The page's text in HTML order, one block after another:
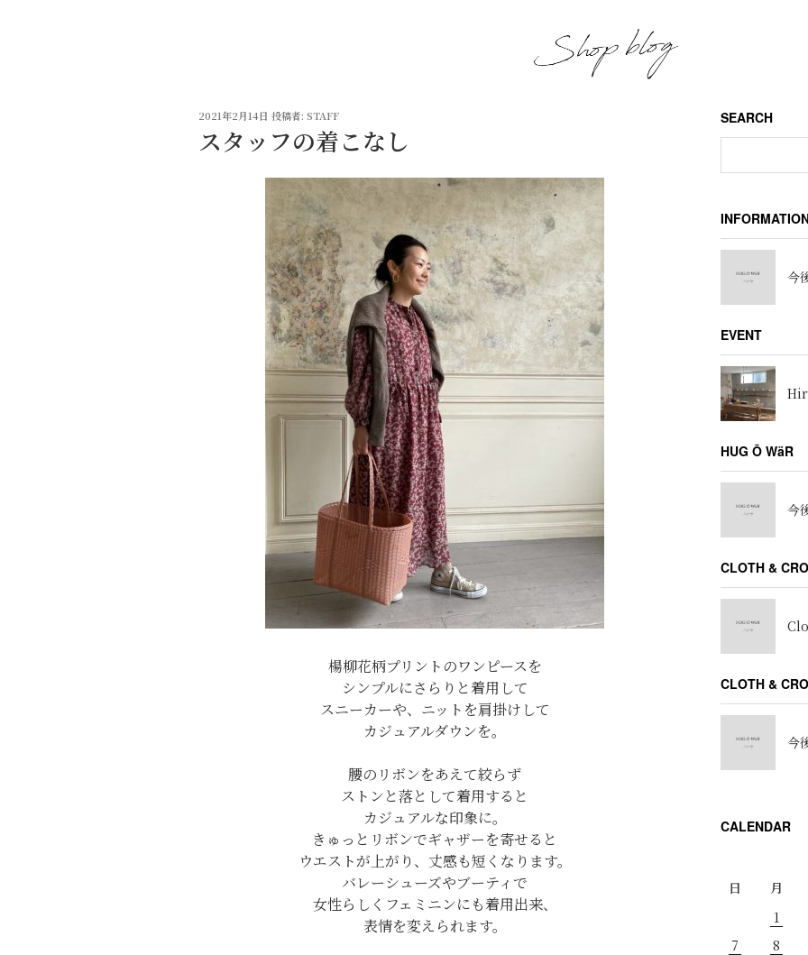
投
日:
2021年2月14日 投稿者: STAFF
スタッフの着こなし
楊柳花柄プリントのワンピースを
シンプルにさらりと着用して
スニーカーや、ニットを肩掛けして
カジュアルダウンを。
腰のリボンをあえて絞らず
ストンと落として着用すると
カジュアルな印象に。
きゅっとリボンでギャザーを寄せると
ウエストが上がり、丈感も短くなります。
バレーシューズやブーティで
女性らしくフェミニンにも着用出来、
表情を変えられます。
SEARCH
今
EVENT
HUG Ō WäR
今
CLOTH &
CLOTH &
今
CALENDAR
日
月
1
7
8